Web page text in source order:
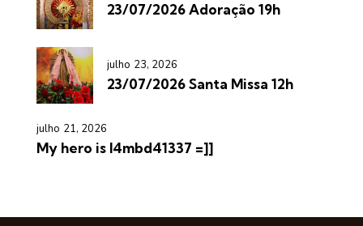
23/07/2026 Adoração 19h
julho 23, 2026
23/07/2026 Santa Missa 12h
julho 21, 2026
My hero is l4mbd41337 =]]